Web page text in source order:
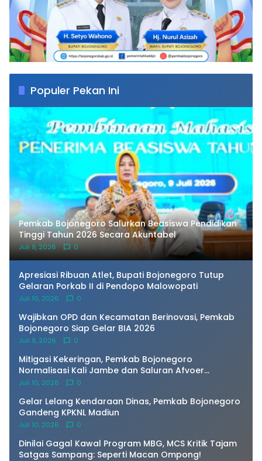
Populer Pekan Ini
Pemkab Bojonegoro Salurkan Beasiswa Pendidikan
Tinggi Tahun 2026 Secara Akuntabel
Juli 9, 2026 0
Apresiasi Ribuan Atlet, Bupati Bojonegoro Tutup
Gelaran Porkab II di Pendopo Malowopati
Juli 10, 2026 0
Wajibkan OPD dan Kecamatan Berinovasi, Pemkab
Bojonegoro Siap Gelar BIA 2026
Juli 9, 2026 0
Mitigasi Kekeringan, Pemkab Bojonegoro
Normalisasi Kali Jambe dan Saluran Afvoer
Purwosari
Juli 10, 2026 0
Gelar Lelang Kendaraan Dinas, Pemkab Bojonegoro
Gandeng KPKNL Madiun
Juli 10, 2026 0
Dinilai Gagal Kawal Program MBG, MCS Kritik Tajam
Satgas Sampang: Seperti Macan Ompong!